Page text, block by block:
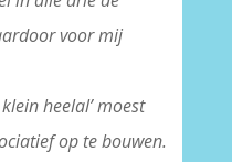
voor mij
heelal’ moest
op te bouwen.